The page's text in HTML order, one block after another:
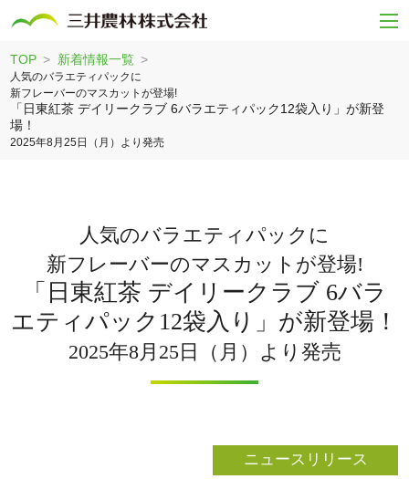
TOP 新着情報一覧
人気のバラエティパックに
新フレーバーのマスカットが登場!
「日東紅茶 デイリークラブ 6バラエティパック12袋入り」が新登
場！
2025年8月25日（月）より発売
人気のバラエティパックに
新フレーバーのマスカットが登場!
「日東紅茶 デイリークラブ 6バラ
エティパック12袋入り」が新登場！
2025年8月25日（月）より発売
ニュースリリース